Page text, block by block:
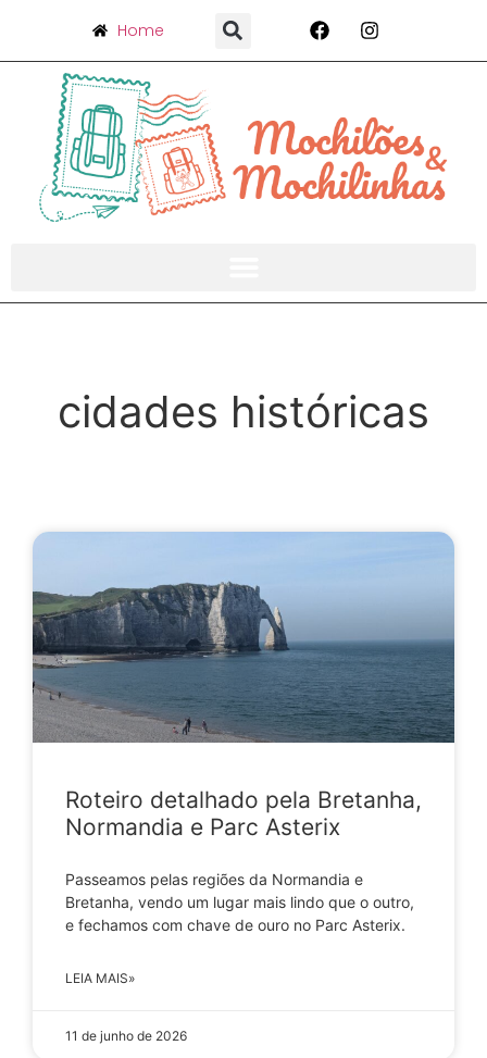
Home
cidades históricas
Roteiro detalhado pela Bretanha,
Normandia e Parc Asterix
Passeamos pelas regiões da Normandia e
Bretanha, vendo um lugar mais lindo que o outro,
e fechamos com chave de ouro no Parc Asterix.
LEIA MAIS»
11 de junho de 2026